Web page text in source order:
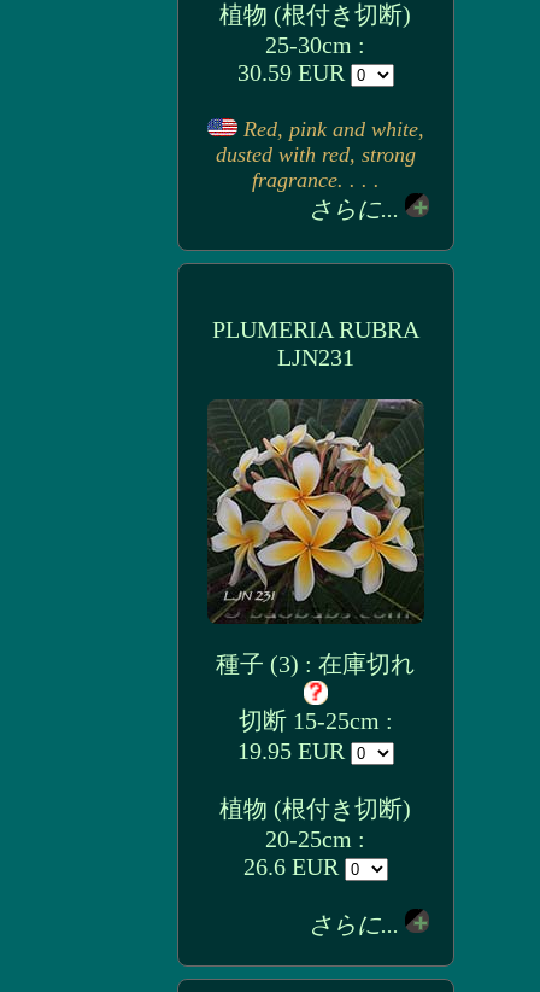
植物 (根付き切断)
25-30cm :
30.59 EUR
Red, pink and white,
dusted with red, strong
fragrance. . . .
さらに...
PLUMERIA RUBRA
LJN231
種子 (3) : 在庫切れ
切断 15-25cm :
19.95 EUR
植物 (根付き切断)
20-25cm :
26.6 EUR
さらに...